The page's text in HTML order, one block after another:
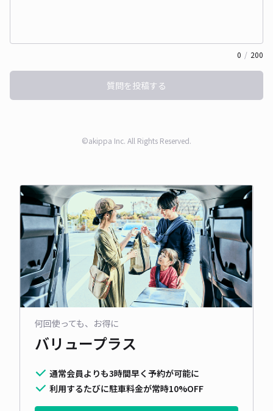
0 / 200
質問を投稿する
©akippa Inc. All Rights Reserved.
何回使っても、お得に
バリュープラス
通常会員よりも3時間早く予約が可能に
利用するたびに駐車料金が常時10%OFF